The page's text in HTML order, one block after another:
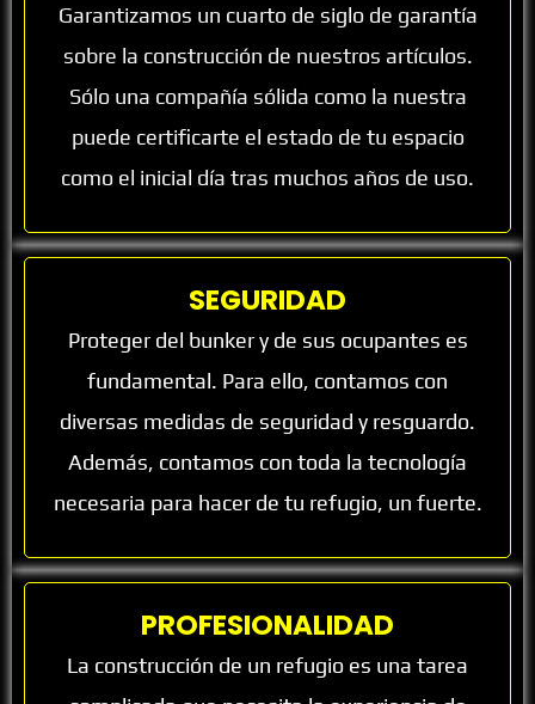
Garantizamos un cuarto de siglo de garantía
sobre la construcción de nuestros artículos.
Sólo una compañía sólida como la nuestra
puede certificarte el estado de tu espacio
como el inicial día tras muchos años de uso.
SEGURIDAD
Proteger del bunker y de sus ocupantes es
fundamental. Para ello, contamos con
diversas medidas de seguridad y resguardo.
Además, contamos con toda la tecnología
necesaria para hacer de tu refugio, un fuerte.
PROFESIONALIDAD
La construcción de un refugio es una tarea